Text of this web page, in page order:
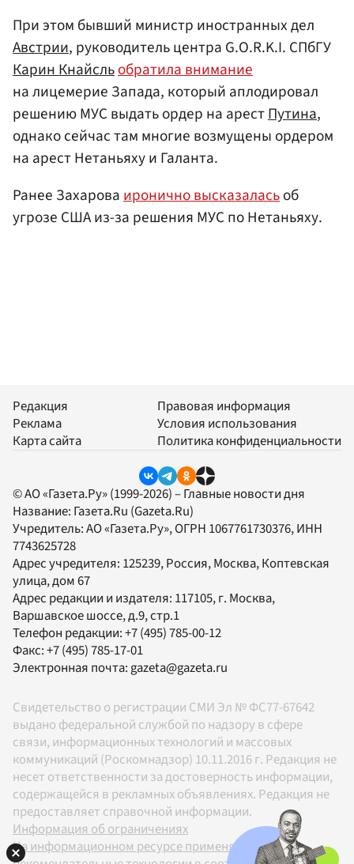
При этом бывший министр иностранных дел
Австрии, руководитель центра G.O.R.K.I. СПбГУ
Карин Кнайсльобратила внимание
на лицемерие Запада, который аплодировал
решению МУС выдать ордер на арестПутина,
однако сейчас там многие возмущены ордером
на арест Нетаньяху и Галанта.
Ранее Захароваиронично высказаласьоб
угрозе США из-за решения МУС по Нетаньяху.
Редакция
Реклама
Карта сайта
Правовая информация
Условия использования
Политика конфиденциальности
© АО «Газета.Ру» (1999-2026) – Главные новости дня
Название: Газета.Ru (Gazeta.Ru)
Учредитель:АО «Газета.Ру», ОГРН 1067761730376, ИНН
7743625728
Адрес учредителя: 125239, Россия, Москва, Коптевская
улица, дом 67
Адрес редакции и издателя: 117105, г. Москва,
Варшавское шоссе, д.9, стр.1
Телефон редакции:+7 (495) 785-00-12
Факс:+7 (495) 785-17-01
Электронная почта: gazeta@gazeta.ru
Свидетельство о регистрации СМИ Эл № ФС77-67642
выдано федеральной службой по надзору в сфере
связи, информационных технологий и массовых
коммуникаций (Роскомнадзор) 10.11.2016 г. Редакция не
несет ответственности за достоверность информации,
содержащейся в рекламных объявлениях. Редакция не
предоставляет справочной информации.
Информация об ограничениях
На информационном ресурсе применяются